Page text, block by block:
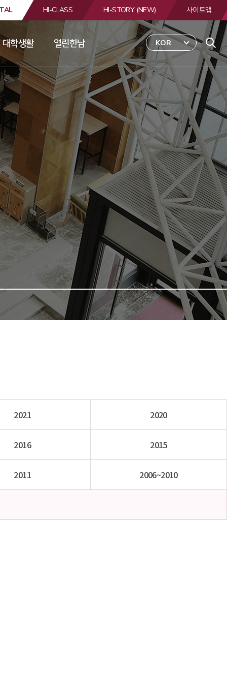
합
검
색
HI-CLASS HI-STORY (NEW) 사이트맵
KOR
대학생활 열린한남
2021 2020
2016 2015
2011 2006~2010